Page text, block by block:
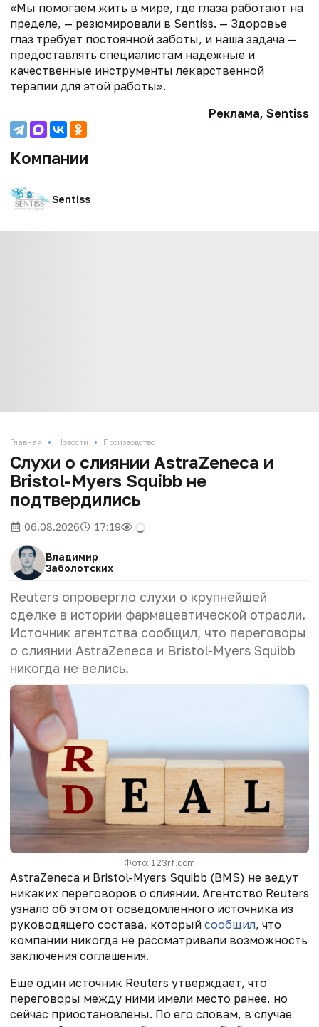
«Мы помогаем жить в мире, где глаза работают на
пределе, — резюмировали в Sentiss. — Здоровье
глаз требует постоянной заботы, и наша задача —
предоставлять специалистам надежные и
качественные инструменты лекарственной
терапии для этой работы».
Реклама, Sentiss
Компании
Sentiss
Главная • Новости • Производство
Слухи о слиянии AstraZeneca и
Bristol-Myers Squibb не
подтвердились
06.08.2026 17:19
Владимир
Заболотских
Reuters опровергло слухи о крупнейшей
сделке в истории фармацевтической отрасли.
Источник агентства сообщил, что переговоры
о слиянии AstraZeneca и Bristol-Myers Squibb
никогда не велись.
Фото: 123rf.com
AstraZeneca и Bristol-Myers Squibb (BMS) не ведут
никаких переговоров о слиянии. Агентство Reuters
узнало об этом от осведомленного источника из
руководящего состава, который сообщил, что
компании никогда не рассматривали возможность
заключения соглашения.
Еще один источник Reuters утверждает, что
переговоры между ними имели место ранее, но
сейчас приостановлены. По его словам, в случае